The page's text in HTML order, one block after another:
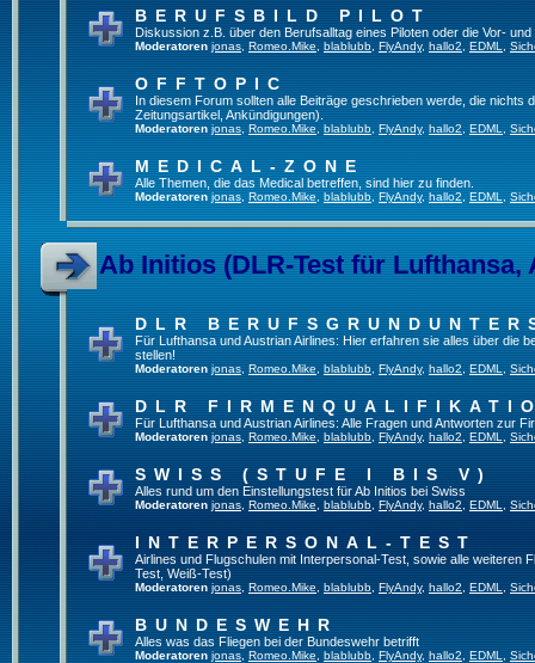
BERUFSBILD PILOT
Diskussion z.B. über den Berufsalltag eines Piloten oder die Vor-
Moderatoren jonas Romeo.Mike blablubb FlyAndy, hallo2 EDML
OFFTOPIC
In diesem Forum sollten alle Beiträge geschrieben werde, die
Zeitungsartikel, Ankündigungen).
Moderatoren jonas Romeo.Mike blablubb FlyAndy, hallo2 EDML
MEDICAL-ZONE
Alle Themen, die das Medical betreffen, sind hier zu finden.
Moderatoren jonas Romeo.Mike blablubb FlyAndy, hallo2 EDML
Ab Initios (DLR-Test für Lufthansa,
DLR
Für Lufthansa und Austrian Airlines: Hier erfahren sie alles über die
stellen!
Moderatoren jonas Romeo.Mike blablubb FlyAndy, hallo2 EDML
DLR
Für Lufthansa und Austrian Airlines: Alle Fragen und Antworten zur
Moderatoren jonas Romeo.Mike blablubb FlyAndy, hallo2 EDML
SWISS (STUFE I BIS V)
Alles rund um den Einstellungstest für Ab Initios bei Swiss
Moderatoren jonas Romeo.Mike blablubb FlyAndy, hallo2 EDML
INTERPERSONAL-TEST
Airlines und Flugschulen mit Interpersonal-Test, sowie alle weiteren
Test, Weiß-Test)
Moderatoren jonas Romeo.Mike blablubb FlyAndy, hallo2 EDML
BUNDESWEHR
Alles was das Fliegen bei der Bundeswehr betrifft
Moderatoren jonas Romeo.Mike blablubb FlyAndy, hallo2 EDML